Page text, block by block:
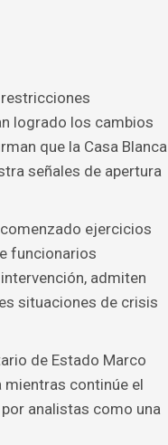
logrado los cambios
que la Casa Blanca
señales de apertura
ejercicios
funcionarios
admiten
situaciones de crisis
de Estado Marco
mientras continúe el
analistas como una